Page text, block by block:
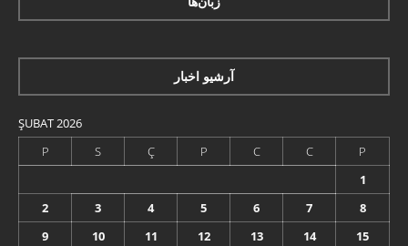
آرشیو اخبار
ŞUBAT 2026
P
S Ç P C C
P
1
2
3 4 5 6 7
8
9
10 11 12 13 14 15